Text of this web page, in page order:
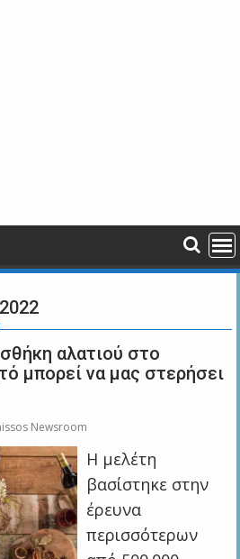
αλατιού στο
μπορεί να μας στερήσει
Newsroom
Η μελέτη
βασίστηκε στην
έρευνα
περισσότερων